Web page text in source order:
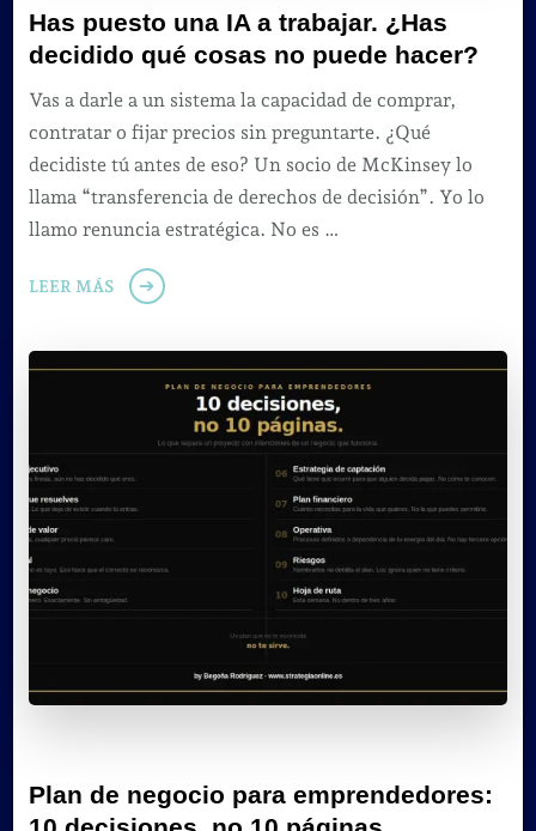
Has puesto una IA a trabajar. ¿Has
decidido qué cosas no puede hacer?
Vas a darle a un sistema la capacidad de comprar,
contratar o fijar precios sin preguntarte. ¿Qué
decidiste tú antes de eso? Un socio de McKinsey lo
llama “transferencia de derechos de decisión”. Yo lo
llamo renuncia estratégica. No es …
LEER MÁS
Plan de negocio para emprendedores: